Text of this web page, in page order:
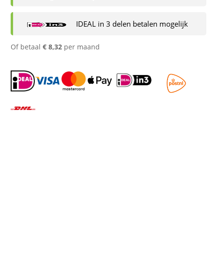
IDEAL in 3 delen betalen mogelijk
Of betaal€ 8,32 per maand